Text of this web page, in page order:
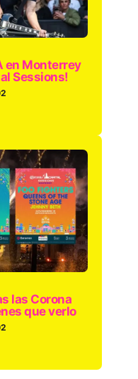
en Monterrey
Sessions!
las Corona
que verlo